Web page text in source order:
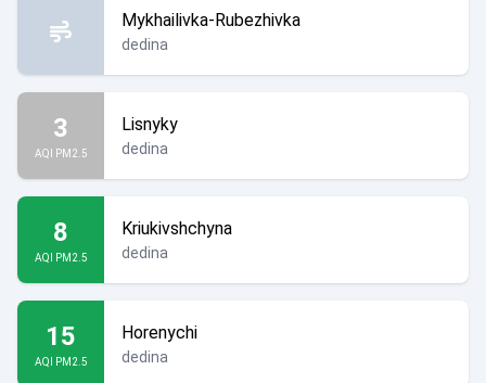
Mykhailivka-Rubezhivka
dedina
3
AQI PM2.5
Lisnyky
dedina
8
AQI PM2.5
Kriukivshchyna
dedina
15
AQI PM2.5
Horenychi
dedina